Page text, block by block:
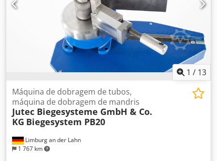
1 / 13
Limburg an der Lahn
1 767 km
Máquina de dobragem de tubos,
máquina de dobragem de mandris
Jutec Biegesysteme GmbH & Co.
KG Biegesystem PB20